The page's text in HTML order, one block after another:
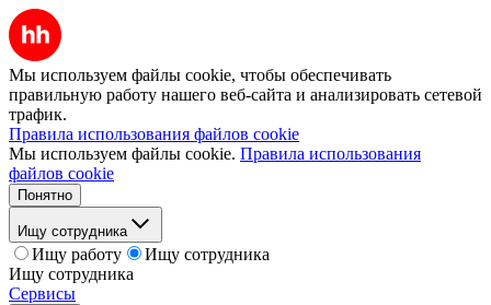
Мы используем файлы cookie, чтобы обеспечивать
правильную работу нашего веб-сайта и анализировать сетевой
трафик.
Правила использования файлов cookie
Мы используем файлы cookie. Правила использования
файлов cookie
Понятно
Ищу сотрудника
Ищу работу
Ищу сотрудника
Ищу сотрудника
Сервисы